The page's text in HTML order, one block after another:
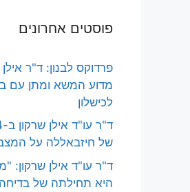
פוסטים אחרונים
פרדוקס לבנון: ד"ר
מדוע המשא ומתן עם
לכישלון
של חיזבאללה על המצב
ד"ר עו"ד אילן שרקון:
היא תחילתה של בדיחה